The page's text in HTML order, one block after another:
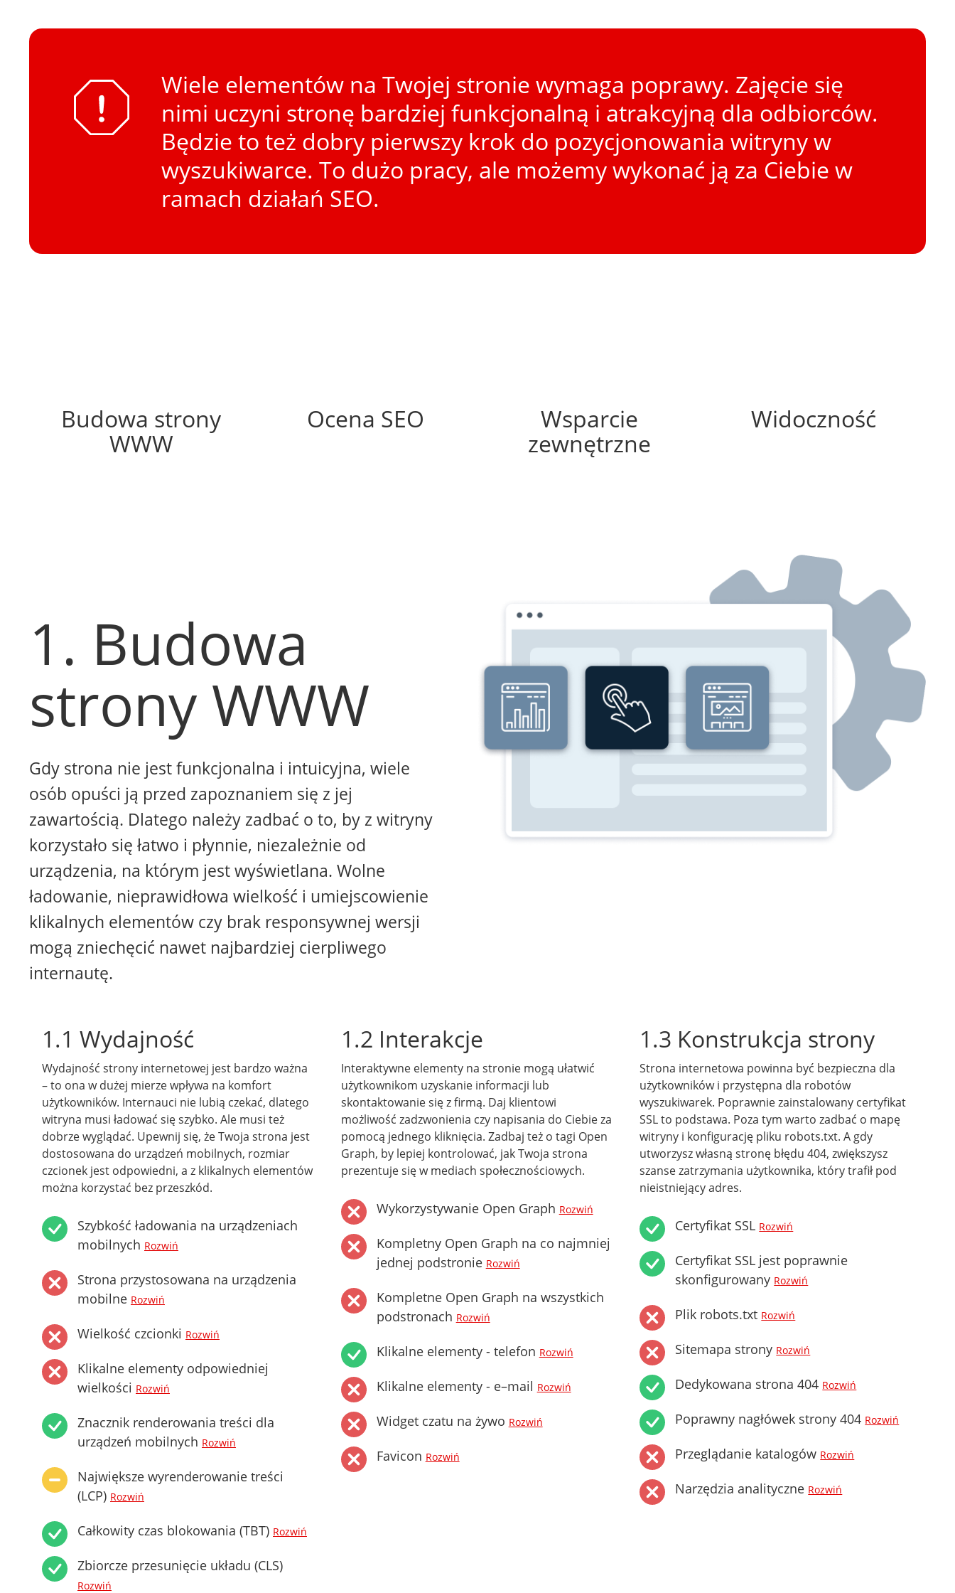
Wiele elementów na Twojej stronie wymaga poprawy. Zajęcie się
nimi uczyni stronę bardziej funkcjonalną i atrakcyjną dla odbiorców.
Będzie to też dobry pierwszy krok do pozycjonowania witryny w
wyszukiwarce. To dużo pracy, ale możemy wykonać ją za Ciebie w
ramach działań SEO.
Budowa strony
WWW
Ocena SEO
Wsparcie
zewnętrzne
Widoczność
1. Budowa
strony WWW
Gdy strona nie jest funkcjonalna i intuicyjna, wiele
osób opuści ją przed zapoznaniem się z jej
zawartością. Dlatego należy zadbać o to, by z witryny
korzystało się łatwo i płynnie, niezależnie od
urządzenia, na którym jest wyświetlana. Wolne
ładowanie, nieprawidłowa wielkość i umiejscowienie
klikalnych elementów czy brak responsywnej wersji
mogą zniechęcić nawet najbardziej cierpliwego
internautę.
1.1 Wydajność
Wydajność strony internetowej jest bardzo ważna
– to ona w dużej mierze wpływa na komfort
użytkowników. Internauci nie lubią czekać, dlatego
witryna musi ładować się szybko. Ale musi też
dobrze wyglądać. Upewnij się, że Twoja strona jest
dostosowana do urządzeń mobilnych, rozmiar
czcionek jest odpowiedni, a z klikalnych elementów
można korzystać bez przeszkód.
Szybkość ładowania na urządzeniach
mobilnych Rozwiń
Strona przystosowana na urządzenia
mobilne Rozwiń
Wielkość czcionki Rozwiń
Klikalne elementy odpowiedniej
wielkości Rozwiń
Znacznik renderowania treści dla
urządzeń mobilnych Rozwiń
Największe wyrenderowanie treści
(LCP) Rozwiń
Całkowity czas blokowania (TBT) Rozwiń
Zbiorcze przesunięcie układu (CLS)
Rozwiń
1.2 Interakcje
Interaktywne elementy na stronie mogą ułatwić
użytkownikom uzyskanie informacji lub
skontaktowanie się z firmą. Daj klientowi
możliwość zadzwonienia czy napisania do Ciebie za
pomocą jednego kliknięcia. Zadbaj też o tagi Open
Graph, by lepiej kontrolować, jak Twoja strona
prezentuje się w mediach społecznościowych.
Wykorzystywanie Open Graph Rozwiń
Kompletny Open Graph na co najmniej
jednej podstronie Rozwiń
Kompletne Open Graph na wszystkich
podstronach Rozwiń
Klikalne elementy - telefon Rozwiń
Klikalne elementy - e–mail Rozwiń
Widget czatu na żywo Rozwiń
Favicon Rozwiń
1.3 Konstrukcja strony
Strona internetowa powinna być bezpieczna dla
użytkowników i przystępna dla robotów
wyszukiwarek. Poprawnie zainstalowany certyfikat
SSL to podstawa. Poza tym warto zadbać o mapę
witryny i konfigurację pliku robots.txt. A gdy
utworzysz własną stronę błędu 404, zwiększysz
szanse zatrzymania użytkownika, który trafił pod
nieistniejący adres.
Certyfikat SSL Rozwiń
Certyfikat SSL jest poprawnie
skonfigurowany Rozwiń
Plik robots.txt Rozwiń
Sitemapa strony Rozwiń
Dedykowana strona 404 Rozwiń
Poprawny nagłówek strony 404 Rozwiń
Przeglądanie katalogów Rozwiń
Narzędzia analityczne Rozwiń